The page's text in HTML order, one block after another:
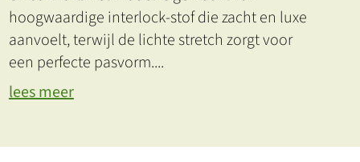
hoogwaardige interlock-stof die zacht en luxe
aanvoelt, terwijl de lichte stretch zorgt voor
een perfecte pasvorm....
lees meer